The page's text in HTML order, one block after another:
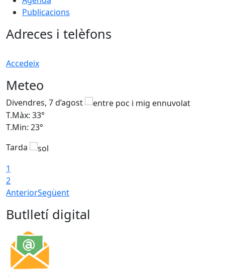
Publicacions
Adreces i telèfons
Accedeix
Meteo
Divendres, 7 d’agost
T.Màx: 33°
T.Min: 23°
Tarda
1
2
AnteriorSegüent
Butlletí digital